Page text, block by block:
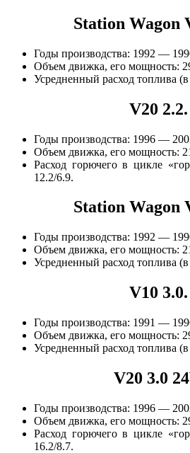
Station Wagon
Годы производства: 1992 —
Объем движка, его мощность:
Усредненный расход топлива
V20 2.2.
Годы производства: 1996 —
Объем движка, его мощность:
Расход горючего в цикле
12.2/6.9.
Station Wagon
Годы производства: 1992 —
Объем движка, его мощность:
Усредненный расход топлива
V10 3.0.
Годы производства: 1991 —
Объем движка, его мощность:
Усредненный расход топлива
V20 3.0
Годы производства: 1996 —
Объем движка, его мощность:
Расход горючего в цикле
16.2/8.7.